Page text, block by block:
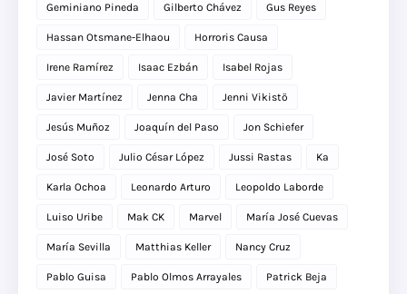
Geminiano Pineda Gilberto Chávez Gus Reyes
Hassan Otsmane-Elhaou Horroris Causa
Irene Ramírez Isaac Ezbán Isabel Rojas
Javier Martínez Jenna Cha Jenni Vikistö
Jesús Muñoz Joaquín del Paso Jon Schiefer
José Soto Julio César López Jussi Rastas Ka
Karla Ochoa Leonardo Arturo Leopoldo Laborde
Luiso Uribe Mak CK Marvel María José Cuevas
María Sevilla Matthias Keller Nancy Cruz
Pablo Guisa Pablo Olmos Arrayales Patrick Beja